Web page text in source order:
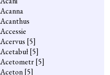
Acanna
Acanthus
Accessie
Acervus [5]
Acetabuł[5]
Acetometr[5]
Aceton[5]